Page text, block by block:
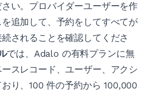
い。プロバイダーユーザーを作
追加して、予約をしてすべてが
されることを確認してくださ
では、Adalo の有料プランに無
スレコード、ユーザー、アクシ
おり、100 件の予約から 100,000